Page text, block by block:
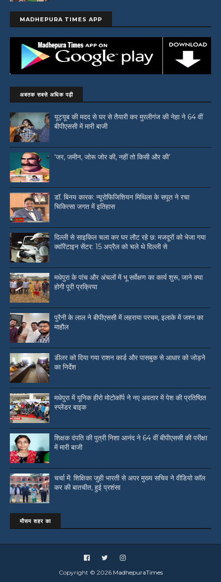
MADHEPURA TIMES APP
अबतक सबसे अधिक पढ़ी
यूट्यूब की मदद से घर से तैयारी कर मुरलीगंज की नेहा ने 64 वीं
बीपीएससी में मारी बाजी
‘जर, जमीन, जोरू जोर की, नहीं तो किसी और की’
डॉ. बिनय कारक: न्यूरोफिजिशियन मिथिला के सपूत ने रचा
चिकित्सा जगत में इतिहास
दिल्ली से साइकिल चला कर घर लौट रहे छ: मजदूरों को भेजा गया
क्वॉरेंटाइन सेंटर: 15 अप्रैल को चले थे दिल्ली से
मधेपुरा के पांच और अंचलों में भू सर्वेक्षण का कार्य शुरू, जाने क्या
होगी पूरी प्रक्रिया
पुरैनी के लाल ने बीपीएससी में लहराया परचम, इलाके में जश्न का
माहौल
डीलर को दिया गया राशन कार्ड और पासबुक से आधार को जोड़ने
का निर्देश
मधेपुरा में यूनिक हीरो मोटोकॉर्प ने नए अवतार में पेश की प्रतिष्ठित
स्प्लेंडर बाइक
शिक्षक दंपति की पुत्री निशा आनंद ने 64 वीं बीपीएससी की परीक्षा
में मारी बाजी
चर्चा में: शिक्षिका जुही भारती से अपर मुख्य सचिव ने वीडियो काॅल
कर की बातचीत, हुई प्रशंसा
मौसम शहर का
Copyright © 2026 MadhepuraTimes